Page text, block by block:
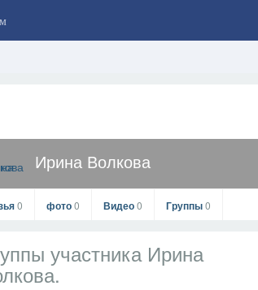
Ирина Волкова
0 фото0 Видео0 Группы0
участника Ирина